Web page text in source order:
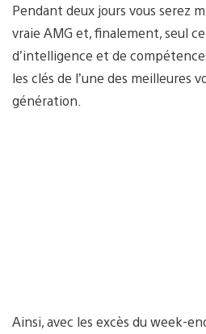
Pendant deux jours vous serez
vraie AMG et, finalement, seul
d’intelligence et de
les clés de l’une des meilleures
génération.
Ainsi, avec les excès du week-